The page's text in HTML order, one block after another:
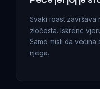
Svaki roast završava
zločesta. Iskreno
Samo misli da većina
njega.